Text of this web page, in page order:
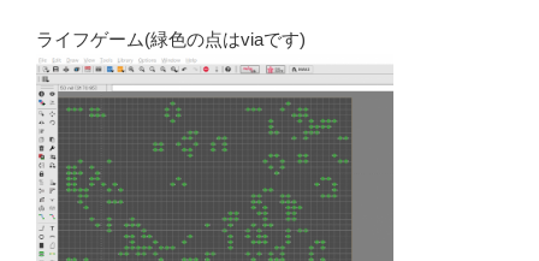
ライフゲーム(緑色の点はviaです)